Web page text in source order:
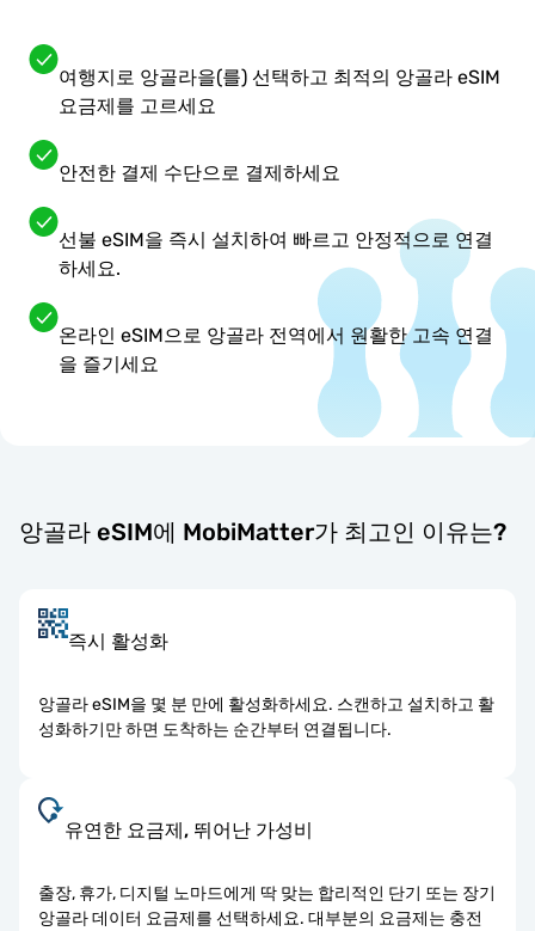
여행지로 앙골라을(를) 선택하고 최적의 앙골라 eSIM
요금제를 고르세요
안전한 결제 수단으로 결제하세요
선불 eSIM을 즉시 설치하여 빠르고 안정적으로 연결
하세요.
온라인 eSIM으로 앙골라 전역에서 원활한 고속 연결
을 즐기세요
앙골라 eSIM에 MobiMatter가 최고인 이유는?
즉시 활성화
앙골라 eSIM을 몇 분 만에 활성화하세요. 스캔하고 설치하고 활
성화하기만 하면 도착하는 순간부터 연결됩니다.
유연한 요금제, 뛰어난 가성비
출장, 휴가, 디지털 노마드에게 딱 맞는 합리적인 단기 또는 장기
앙골라 데이터 요금제를 선택하세요. 대부분의 요금제는 충전